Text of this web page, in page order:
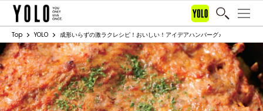
Top YOLO 成形いらずの激ラクレシピ！おいしい！アイデアハンバーグ♪